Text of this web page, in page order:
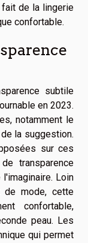
fait de la lingerie
confortable.
subtile
en 2023.
notamment le
la suggestion.
sur ces
transparence
Loin
mode, cette
confortable,
peau. Les
qui permet